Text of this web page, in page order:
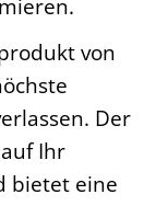
von
Der
Ihr
bietet eine